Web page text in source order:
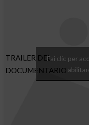
TRAILER DEL
DOCUMENTARIO
Fai clic per